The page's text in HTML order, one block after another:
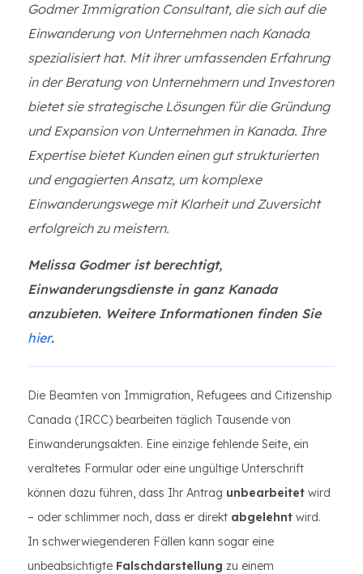
Godmer Immigration Consultant, die sich auf die
Einwanderung von Unternehmen nach Kanada
spezialisiert hat. Mit ihrer umfassenden Erfahrung
in der Beratung von Unternehmern und Investoren
bietet sie strategische Lösungen für die Gründung
und Expansion von Unternehmen in Kanada. Ihre
Expertise bietet Kunden einen gut strukturierten
und engagierten Ansatz, um komplexe
Einwanderungswege mit Klarheit und Zuversicht
erfolgreich zu meistern.
Melissa Godmer ist berechtigt,
Einwanderungsdienste in ganz Kanada
anzubieten. Weitere Informationen finden Sie
hier.
Die Beamten von Immigration, Refugees and Citizenship
Canada (IRCC) bearbeiten täglich Tausende von
Einwanderungsakten. Eine einzige fehlende Seite, ein
veraltetes Formular oder eine ungültige Unterschrift
können dazu führen, dass Ihr Antrag unbearbeitet wird
– oder schlimmer noch, dass er direkt abgelehnt wird.
In schwerwiegenderen Fällen kann sogar eine
unbeabsichtigte Falschdarstellung zu einem